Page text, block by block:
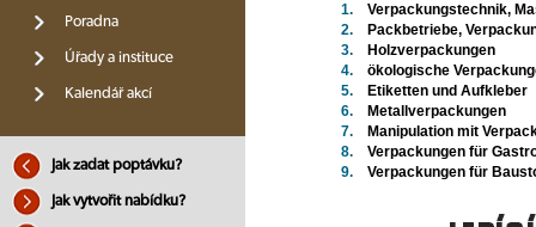
Poradna
Úřady a instituce
Kalendář akcí
Jak zadat poptávku?
Jak vytvořit nabídku?
1.
Verpackungstechnik,
2.
Packbetriebe,
3.
Holzverpackungen
4.
ökologische
5.
Etiketten und Aufkleber
6.
Metallverpackungen
7.
Manipulation mit
8.
Verpackungen für
9.
Verpackungen für